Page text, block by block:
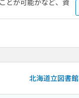
とが可能かなど、資
北海道立図書